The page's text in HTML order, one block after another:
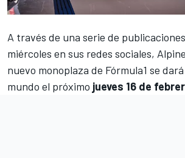
A través de una serie de
miércoles en sus redes sociales, Alpine
nuevo monoplaza de Fórmula1 se
mundo el próximo jueves 16 de